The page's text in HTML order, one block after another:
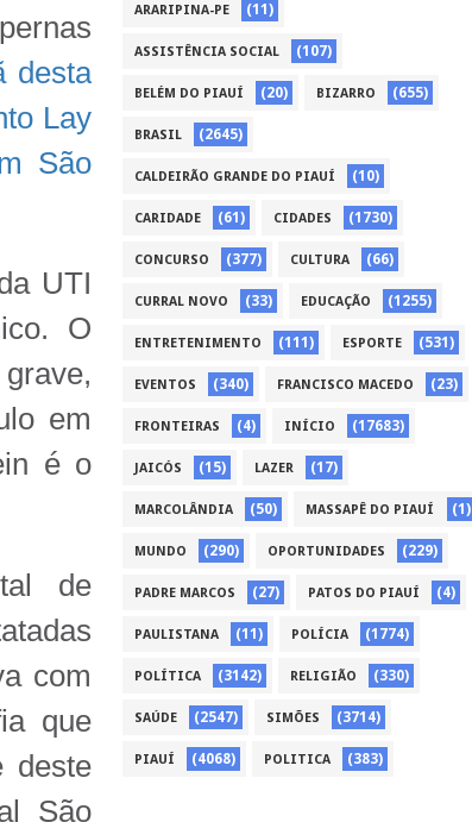
desta
Lay
São
UTI
O
em
é o
de
com
que
deste
São
ARARIPINA-PE (11)
ASSISTÊNCIA SOCIAL (107)
BELÉM DO PIAUÍ (20) BIZARRO (655)
BRASIL (2645)
CALDEIRÃO GRANDE DO PIAUÍ (10)
CARIDADE (61) CIDADES (1730)
CONCURSO (377) CULTURA (66)
CURRAL NOVO (33) EDUCAÇÃO (1255)
ENTRETENIMENTO (111) ESPORTE (531)
EVENTOS (340) FRANCISCO MACEDO (23)
FRONTEIRAS (4) INÍCIO (17683)
JAICÓS (15) LAZER (17)
MARCOLÂNDIA (50) MASSAPÊ DO PIAUÍ (1)
MUNDO (290) OPORTUNIDADES (229)
PADRE MARCOS (27) PATOS DO PIAUÍ (4)
PAULISTANA (11) POLÍCIA (1774)
POLÍTICA (3142) RELIGIÃO (330)
SAÚDE (2547) SIMÕES (3714)
PIAUÍ (4068) POLITICA (383)